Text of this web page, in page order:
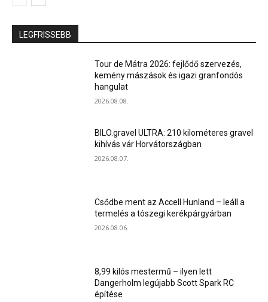
LEGFRISSEBB
Tour de Mátra 2026: fejlődő szervezés,
kemény mászások és igazi granfondós
hangulat
2026.08.08.
BILO.gravel ULTRA: 210 kilométeres gravel
kihívás vár Horvátországban
2026.08.07.
Csődbe ment az Accell Hunland – leáll a
termelés a tószegi kerékpárgyárban
2026.08.06.
8,99 kilós mestermű – ilyen lett
Dangerholm legújabb Scott Spark RC
építése